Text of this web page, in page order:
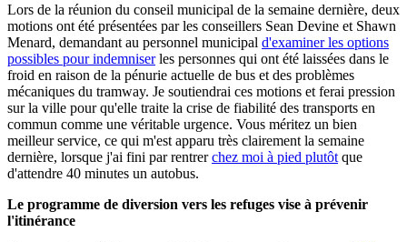
Lors de la réunion du conseil municipal de la semaine dernière, deux
motions ont été présentées par les conseillers Sean Devine et Shawn
Menard, demandant au personnel municipal d'examiner les options
possibles pour indemniser les personnes qui ont été laissées dans le
froid en raison de la pénurie actuelle de bus et des problèmes
mécaniques du tramway. Je soutiendrai ces motions et ferai pression
sur la ville pour qu'elle traite la crise de fiabilité des transports en
commun comme une véritable urgence. Vous méritez un bien
meilleur service, ce qui m'est apparu très clairement la semaine
dernière, lorsque j'ai fini par rentrer chez moi à pied plutôt que
d'attendre 40 minutes un autobus.
Le programme de diversion vers les refuges vise à prévenir
l'itinérance